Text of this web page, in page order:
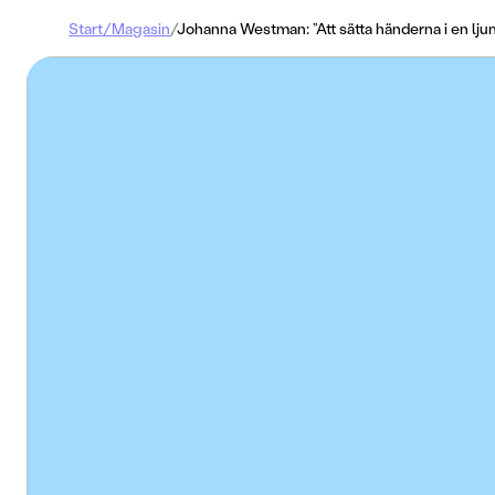
Start/Magasin/Johanna Westman: ”Att sätta händerna i en